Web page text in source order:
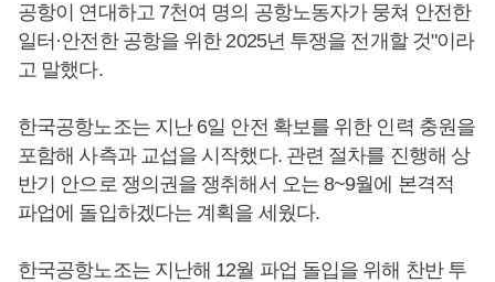
공항이 연대하고 7천여 명의 공항노동자가 뭉쳐 안전한
일터·안전한 공항을 위한 2025년 투쟁을 전개할 것"이라
고 말했다.
한국공항노조는 지난 6일 안전 확보를 위한 인력 충원을
포함해 사측과 교섭을 시작했다. 관련 절차를 진행해 상
반기 안으로 쟁의권을 쟁취해서 오는 8~9월에 본격적
파업에 돌입하겠다는 계획을 세웠다.
한국공항노조는 지난해 12월 파업 돌입을 위해 찬반 투